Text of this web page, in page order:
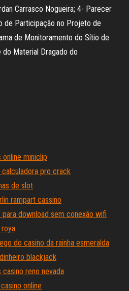
Carrasco Nogueira; 4- Parecer
de Participação no Projeto de
de Monitoramento do Sítio de
Material Dragado do
miniclip
pro crack
de slot
rampart cassino
download sem conexão wifi
do casino da rainha esmeralda
blackjack
reno nevada
online